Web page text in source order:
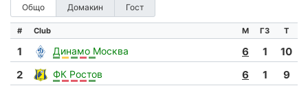
Общо Домакин Гост
# Club М ГЗ Т
1 Динамо Москва 6 1
10
2
ФК Ростов 6 1
9